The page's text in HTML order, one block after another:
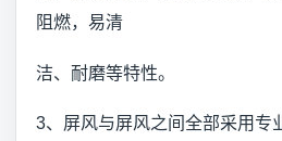
阻燃，易清
洁、耐磨等特性。
3、屏风与屏风之间全部采用专